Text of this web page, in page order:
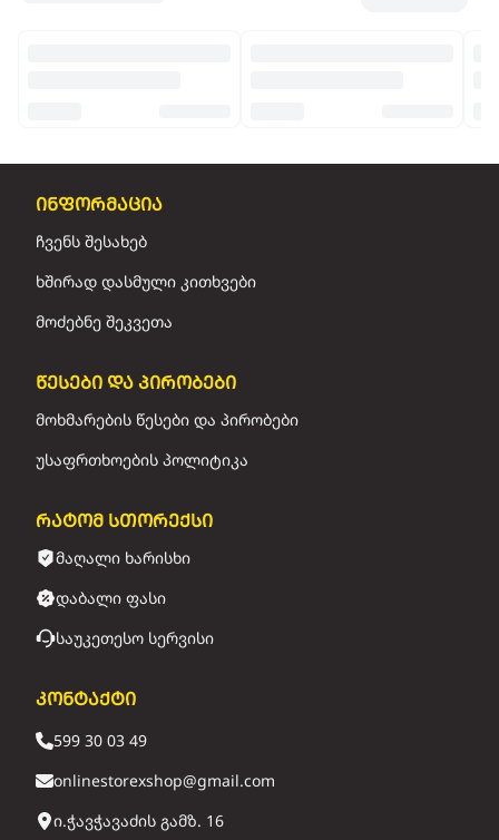
ინფორმაცია
ჩვენს შესახებ
ხშირად დასმული კითხვები
მოძებნე შეკვეთა
წესები და პირობები
მოხმარების წესები და პირობები
უსაფრთხოების პოლიტიკა
რატომ სთორექსი
მაღალი ხარისხი
დაბალი ფასი
საუკეთესო სერვისი
კონტაქტი
599 30 03 49
onlinestorexshop@gmail.com
ი.ჭავჭავაძის გამზ. 16